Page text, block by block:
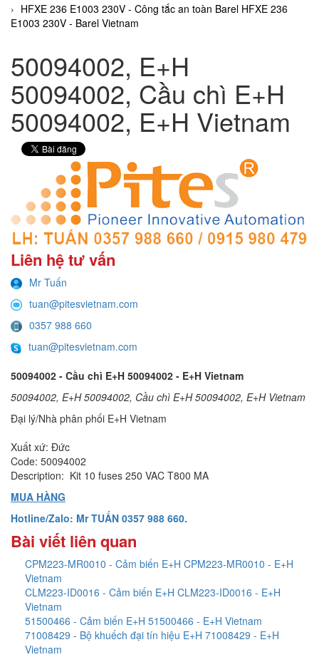
HFXE 236 E1003 230V - Công tắc an toàn Barel HFXE 236
E1003 230V - Barel Vietnam
50094002, E+H
50094002, Cầu chì E+H
50094002, E+H Vietnam
Liên hệ tư vấn
Mr Tuấn
tuan@pitesvietnam.com
0357 988 660
tuan@pitesvietnam.com
50094002 - Cầu chì E+H 50094002 - E+H Vietnam
50094002, E+H 50094002, Cầu chì E+H 50094002, E+H Vietnam
Đại lý/Nhà phân phối E+H Vietnam
Xuất xứ: Đức
Code: 50094002
Description: Kit 10 fuses 250 VAC T800 MA
MUA HÀNG
Hotline/Zalo: Mr TUẤN 0357 988 660.
Bài viết liên quan
CPM223-MR0010 - Cảm biến E+H CPM223-MR0010 - E+H
Vietnam
CLM223-ID0016 - Cảm biến E+H CLM223-ID0016 - E+H
Vietnam
51500466 - Cảm biến E+H 51500466 - E+H Vietnam
71008429 - Bộ khuếch đại tín hiệu E+H 71008429 - E+H
Vietnam